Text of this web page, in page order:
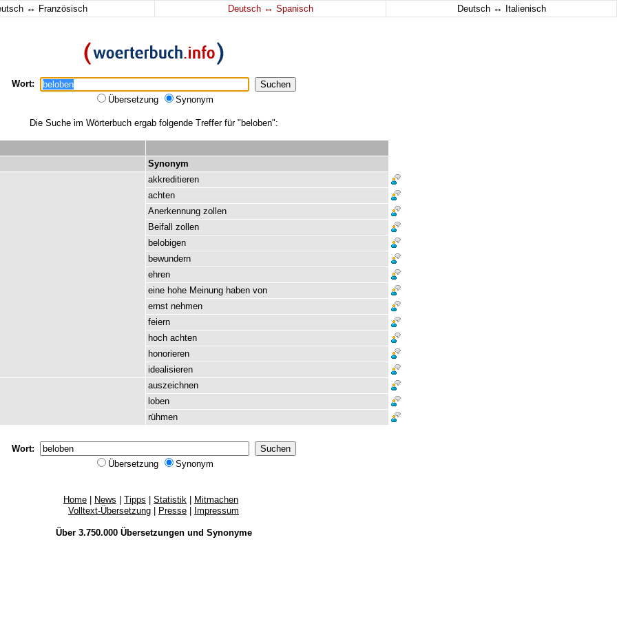
↔ Französisch Deutsch ↔ Spanisch Deutsch ↔ Italienisch
Wort:
Übersetzung
Synonym
Die Suche im Wörterbuch ergab folgende Treffer für "beloben":
Synonym
akkreditieren
achten
Anerkennung zollen
Beifall zollen
belobigen
bewundern
ehren
eine hohe Meinung haben von
ernst nehmen
feiern
hoch achten
honorieren
idealisieren
auszeichnen
loben
rühmen
Wort:
Übersetzung
Synonym
Home News Tipps Statistik
Mitmachen
Volltext-Übersetzung
Presse Impressum
Über 3.750.000 Übersetzungenund Synonyme